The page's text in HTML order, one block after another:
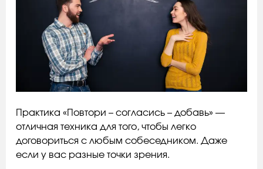
Практика «Повтори – согласись – добавь» —
отличная техника для того, чтобы легко
договориться с любым собеседником. Даже
если у вас разные точки зрения.